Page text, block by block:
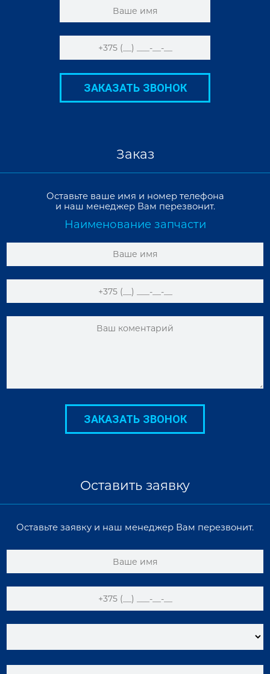
ЗАКАЗАТЬ ЗВОНОК
Заказ
Оставьте ваше имя и номер телефона
и наш менеджер Вам перезвонит.
Наименование запчасти
ЗАКАЗАТЬ ЗВОНОК
Оставить заявку
Оставьте заявку и наш менеджер Вам перезвонит.